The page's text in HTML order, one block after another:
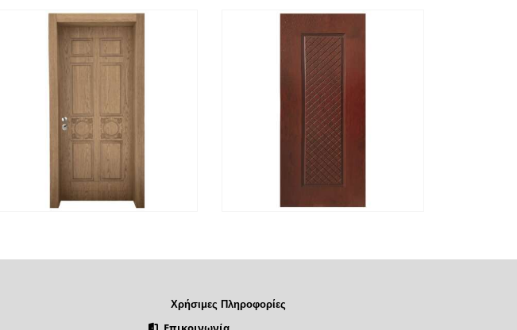
ΔΙΑΒΆΣΤΕ ΠΕΡΙΣΣΌΤΕΡΑ
ΓΡΉΓΟΡΗ
Χρήσιμες Πληροφορίες